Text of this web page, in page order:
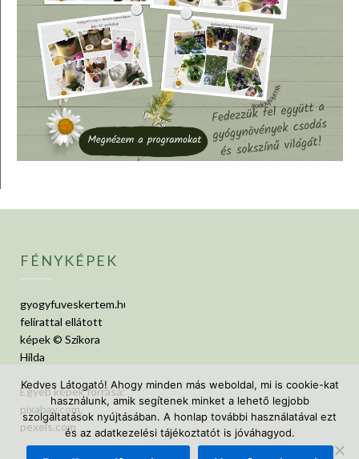
FÉNYKÉPEK
gyogyfuveskertem.hu
felirattal ellátott
képek © Szikora
Hilda
Egyéb képek forrása:
pixabay.com,
pexels.com
Kedves Látogató! Ahogy minden más weboldal, mi is cookie-kat
használunk, amik segítenek minket a lehető legjobb
szolgáltatások nyújtásában. A honlap további használatával ezt
és az adatkezelési tájékoztatót is jóváhagyod.